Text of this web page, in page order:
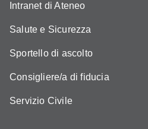
Intranet di Ateneo
Salute e Sicurezza
Sportello di ascolto
Consigliere/a di fiducia
Servizio Civile